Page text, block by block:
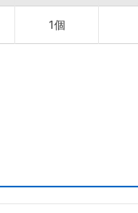
1個